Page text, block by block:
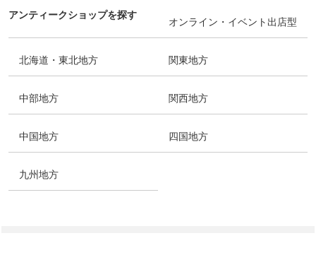
アンティークショップを探す
オンライン・イベント出店型
北海道・東北地方 関東地方
中部地方 関西地方
中国地方 四国地方
九州地方